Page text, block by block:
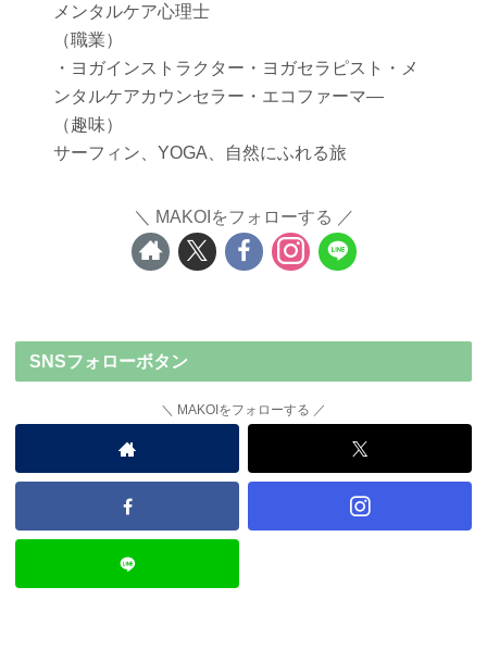
メンタルケア心理士
（職業）
・ヨガインストラクター・ヨガセラピスト・メ
ンタルケアカウンセラー・エコファーマ―
（趣味）
サーフィン、YOGA、自然にふれる旅
MAKOIをフォローする
SNSフォローボタン
MAKOIをフォローする